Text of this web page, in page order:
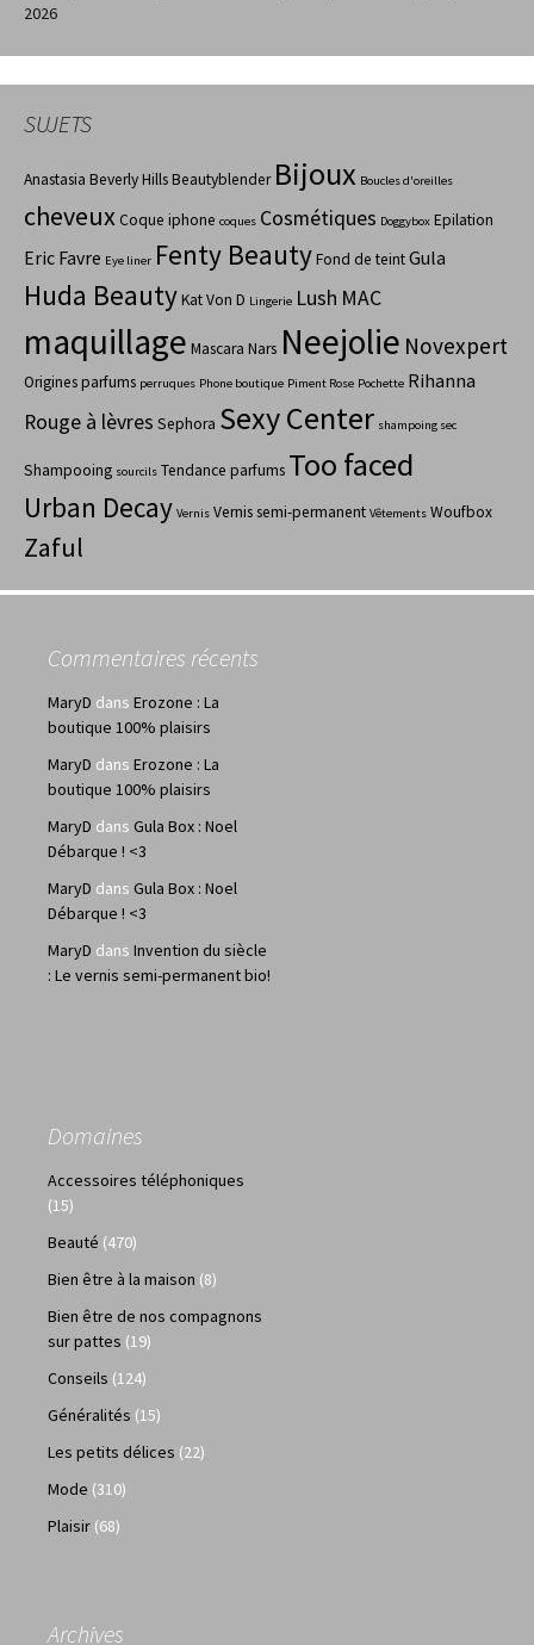
2026
SUJETS
Anastasia Beverly HillsBeautyblender Bijoux Boucles d'oreilles
cheveuxCoque iphone coques Cosmétiques Doggybox Epilation
Eric Favre Eye liner Fenty BeautyFond de teintGula
Huda BeautyKat Von D Lingerie Lush MAC
maquillage Mascara Nars Neejolie Novexpert
Origines parfums perruques Phone boutique Piment Rose Pochette Rihanna
Rouge à lèvres Sephora Sexy Center shampoing sec
Shampooing sourcils Tendance parfums Too faced
Urban Decay Vernis Vernis semi-permanent Vêtements Woufbox
Zaful
Commentaires récents
MaryD dans Erozone : La
boutique 100% plaisirs
MaryD dans Erozone : La
boutique 100% plaisirs
MaryD dans Gula Box : Noel
Débarque ! <3
MaryD dans Gula Box : Noel
Débarque ! <3
MaryD dans Invention du siècle
: Le vernis semi-permanent bio!
Domaines
Accessoires téléphoniques
(15)
Beauté (470)
Bien être à la maison (8)
Bien être de nos compagnons
sur pattes (19)
Conseils (124)
Généralités (15)
Les petits délices (22)
Mode (310)
Plaisir (68)
Archives